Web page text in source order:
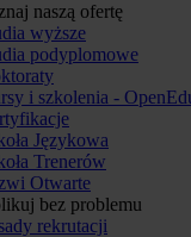
naszą ofertę
wyższe
podyplomowe
i szkolenia -
Językowa
Trenerów
Otwarte
bez problemu
rekrutacji